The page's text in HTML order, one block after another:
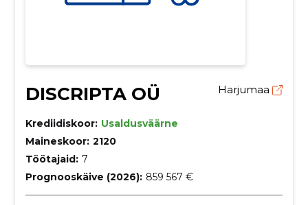
DISCRIPTA OÜ Harjumaa
Krediidiskoor: Usaldusväärne
Maineskoor: 2120
Töötajaid: 7
Prognooskäive (2026): 859 567 €